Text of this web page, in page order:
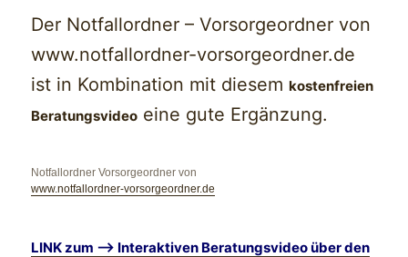
Der Notfallordner – Vorsorgeordner von
www.notfallordner-vorsorgeordner.de
ist in Kombination mit diesem kostenfreien
Beratungsvideo eine gute Ergänzung.
Notfallordner Vorsorgeordner von
www.notfallordner-vorsorgeordner.de
LINK zum –> Interaktiven Beratungsvideo über den